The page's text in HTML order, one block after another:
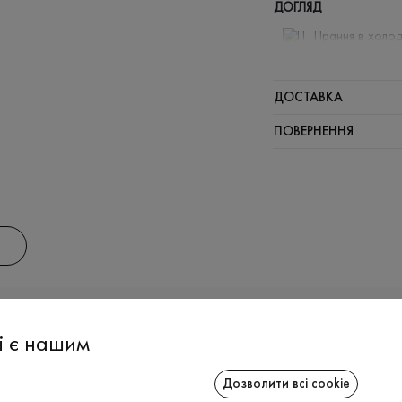
ДОГЛЯД
Прання в
Щадний
ДОСТАВКА
ПОВЕРНЕННЯ
є нашим
Дозволити всі cookie